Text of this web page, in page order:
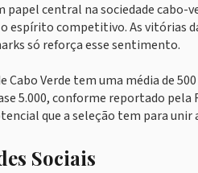
papel central na sociedade
espírito competitivo. As vitórias
só reforça esse sentimento.
Cabo Verde tem uma média de
5.000, conforme reportado
que a seleção tem para
Sociais